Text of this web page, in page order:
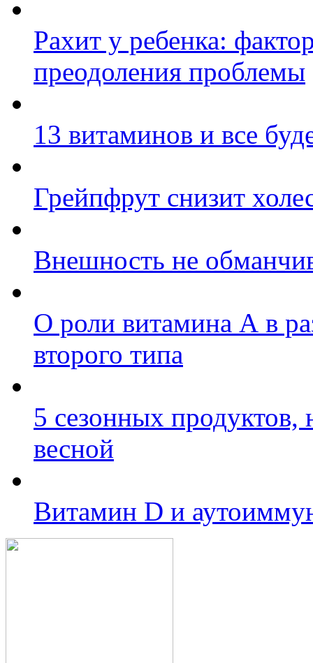
Рахит у ребенка:
преодоления проблемы
13 витаминов и все
Грейпфрут снизит
Внешность не
О роли витамина А в
второго типа
5 сезонных
весной
Витамин D и